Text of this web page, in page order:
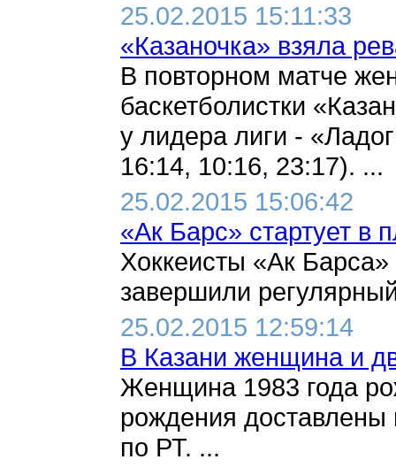
25.02.2015 15:11:33
«Казаночка» взяла
В повторном матче
баскетболистки
у лидера лиги -
16:14, 10:16, 23:17). ...
25.02.2015 15:06:42
«Ак Барс» стартует в
Хоккеисты «Ак
завершили
25.02.2015 12:59:14
В Казани женщина и
Женщина 1983 года
рождения
по РТ. ...